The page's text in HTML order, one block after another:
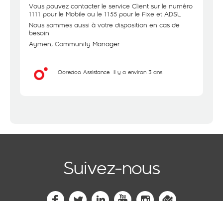
Vous pouvez contacter le service Client sur le numéro
1111 pour le Mobile ou le 1155 pour le Fixe et ADSL
Nous sommes aussi à votre disposition en cas de
besoin
Aymen, Community Manager
Ooredoo Assistance il y a environ 3 ans
Suivez-nous